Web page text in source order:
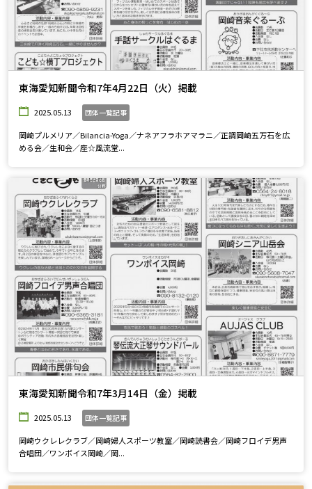
東海愛知新聞令和7年4月22日（火）掲載
2025.05.13 団体一覧記事
岡崎プルメリア／Bilancia-Yoga／ナネアフラホアマラニ／正調岡崎五万石を広
める会／生和会／座☆風流堂...
東海愛知新聞令和7年3月14日（金）掲載
2025.05.13 団体一覧記事
岡崎ウクレレクラブ／岡崎婦人スポーツ教室／岡崎読書会／岡崎フロイデ男声
合唱団／ワンボイス岡崎／岡...